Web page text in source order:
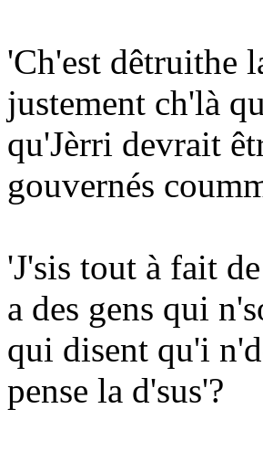
'Ch'est dêtruithe
justement ch'là
qu'Jèrri devrait
gouvernés
'J'sis tout à fait
a des gens qui
qui disent qu'i
pense la d'sus'?